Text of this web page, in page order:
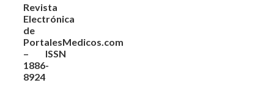
Revista
Electrónica
de
PortalesMedicos.com
– ISSN
1886-
8924